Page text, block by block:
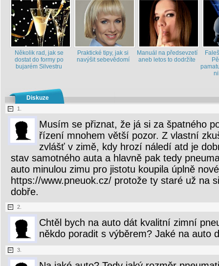
Několik rad, jak se
dostat do formy po
bujarém Silvestru
Praktické tipy, jak si
navýšit sebevědomí
Manuál na předsevzetí
aneb letos to dodržíte
Diskuze
1.
Musím se přiznat, že já si za špatného
řízení mnohem větší pozor. Z vlastní
zvlášť v zimě, kdy hrozí náledí atd je
stav samotného auta a hlavně pak tedy
auto minulou zimu pro jistotu koupila úplně
https://www.pneuok.cz/ protože ty staré už na
dobře.
2.
Chtěl bych na auto dát kvalitní zimní
někdo poradit s výběrem? Jaké na auto
3.